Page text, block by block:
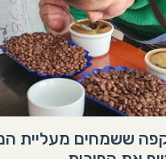
ששמחים מעליית